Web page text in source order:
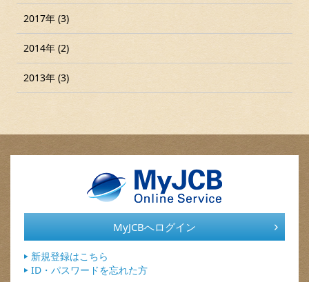
2017年 (3)
2014年 (2)
2013年 (3)
MyJCBへログイン
新規登録はこちら
ID・パスワードを忘れた方